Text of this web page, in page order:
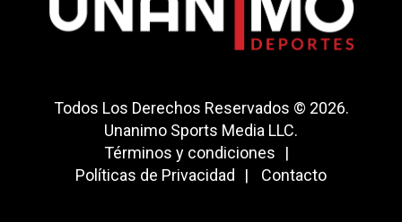
Todos Los Derechos Reservados © 2026.
Unanimo Sports Media LLC.
Términos y condiciones
Políticas de Privacidad
Contacto